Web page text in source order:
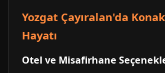
Yozgat Çayıralan'da
Hayatı
Otel ve Misafirhane